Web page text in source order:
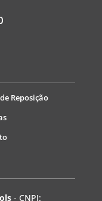
Reposição
- CNPJ: